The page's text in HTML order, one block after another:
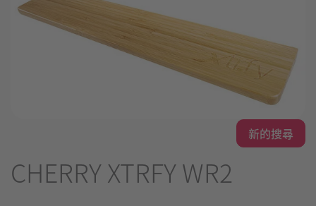
新的搜尋
CHERRY XTRFY WR2